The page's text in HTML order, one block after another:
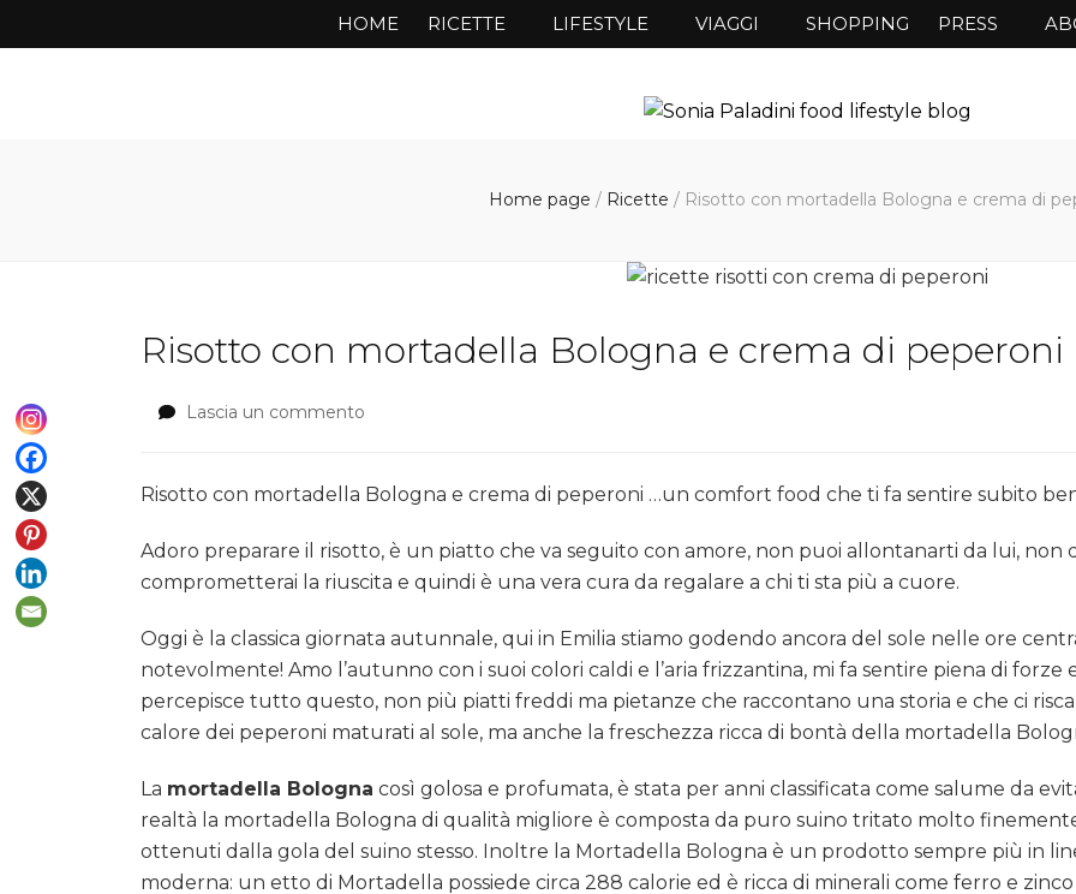
HOME RICETTE LIFESTYLE VIAGGI SHOPPING PRESS
Home page / Ricette / Risotto con mortadella Bologna e crema di
Risotto con mortadella Bologna e crema di peperoni
Lascia un commento
mortadella
crema
di
Risotto con mortadella Bologna e crema di peperoni …un comfort food che ti fa sentire subito
Adoro preparare il risotto, è un piatto che va seguito con amore, non puoi allontanarti da lui, non
comprometterai la riuscita e quindi è una vera cura da regalare a chi ti sta più a cuore.
Oggi è la classica giornata autunnale, qui in Emilia stiamo godendo ancora del sole nelle ore
notevolmente! Amo l’autunno con i suoi colori caldi e l’aria frizzantina, mi fa sentire piena di forze
percepisce tutto questo, non più piatti freddi ma pietanze che raccontano una storia e che ci
calore dei peperoni maturati al sole, ma anche la freschezza ricca di bontà della mortadella
La mortadella Bologna così golosa e profumata, è stata per anni classificata come salume da
realtà la mortadella Bologna di qualità migliore è composta da puro suino tritato molto
ottenuti dalla gola del suino stesso. Inoltre la Mortadella Bologna è un prodotto sempre più in
moderna: un etto di Mortadella possiede circa 288 calorie ed è ricca di minerali come ferro e